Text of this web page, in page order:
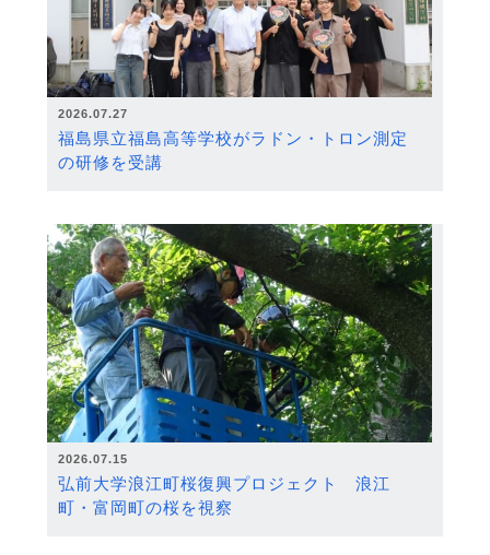
2026.07.27
福島県立福島高等学校がラドン・トロン測定
の研修を受講
2026.07.15
弘前大学浪江町桜復興プロジェクト 浪江
町・富岡町の桜を視察